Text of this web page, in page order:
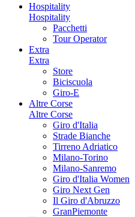
Hospitality
Hospitality
Pacchetti
Tour Operator
Extra
Extra
Store
Biciscuola
Giro-E
Altre Corse
Altre Corse
Giro d'Italia
Strade Bianche
Tirreno Adriatico
Milano-Torino
Milano-Sanremo
Giro d'Italia Women
Giro Next Gen
Il Giro d'Abruzzo
GranPiemonte